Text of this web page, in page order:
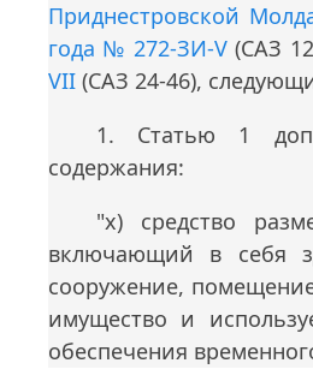
Приднестровской
года № 272-ЗИ-V(САЗ
VII (САЗ 24-46),
1. Статью 1
содержания:
"х) средство
включающий в себя
сооружение,
имущество и
обеспечения